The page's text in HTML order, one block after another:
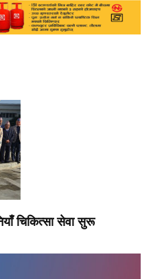
चिकित्सा सेवा सुरू